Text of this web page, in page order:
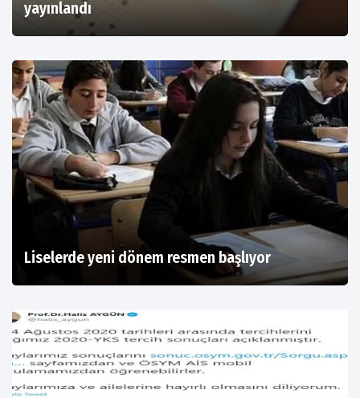
yayınlandı
Liselerde yeni dönem resmen başlıyor